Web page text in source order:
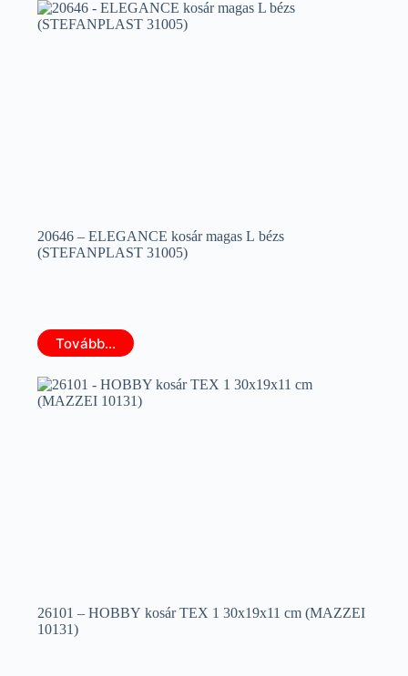
20646 – ELEGANCE kosár magas L bézs
(STEFANPLAST 31005)
Tovább...
26101 – HOBBY kosár TEX 1 30x19x11 cm (MAZZEI
10131)